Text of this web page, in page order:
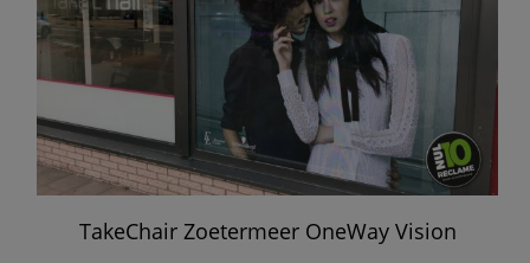
TakeChair Zoetermeer OneWay Vision